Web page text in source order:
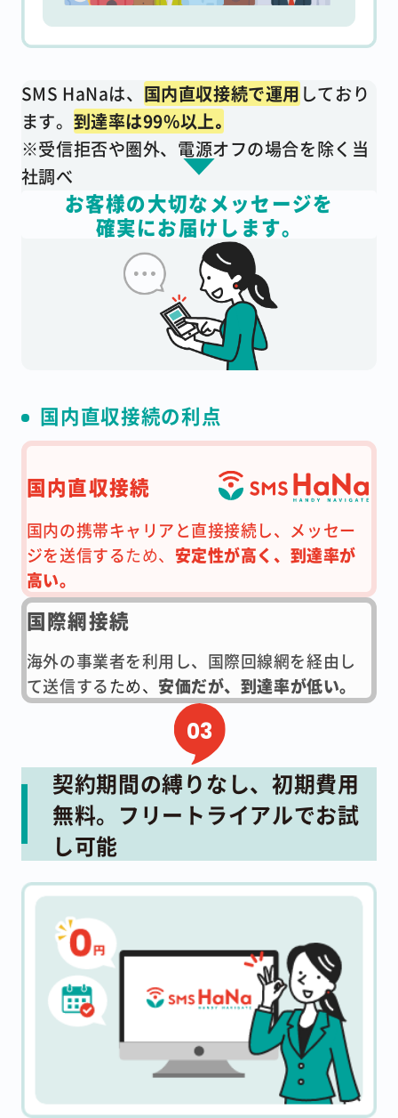
SMS HaNaは、 国内直収接続で運用 しており
ます。 到達率は99%以上｡
※受信拒否や圏外、電源オフの場合を除く当
社調べ
お客様の大切なメッセージを
確実にお届けします。
国内直収接続の利点
国内直収接続
国内の携帯キャリアと直接接続し、メッセー
ジを送信するため、 安定性が高く、到達率が
高い。
国際網接続
海外の事業者を利用し、国際回線網を経由し
て送信するため、 安価だが、到達率が低い。
契約期間の縛りなし、初期費用
無料。 フリートライアルでお試
し可能